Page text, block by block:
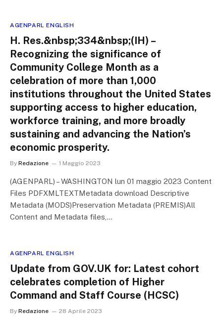
AGENPARL ENGLISH
H. Res.&nbsp;334&nbsp;(IH) –
Recognizing the significance of
Community College Month as a
celebration of more than 1,000
institutions throughout the United States
supporting access to higher education,
workforce training, and more broadly
sustaining and advancing the Nation’s
economic prosperity.
By Redazione 1 Maggio 2023
(AGENPARL) – WASHINGTON lun 01 maggio 2023 Content
Files PDFXMLTEXTMetadata download Descriptive
Metadata (MODS)Preservation Metadata (PREMIS)All
Content and Metadata files,…
AGENPARL ENGLISH
Update from GOV.UK for: Latest cohort
celebrates completion of Higher
Command and Staff Course (HCSC)
By Redazione 28 Aprile 2023